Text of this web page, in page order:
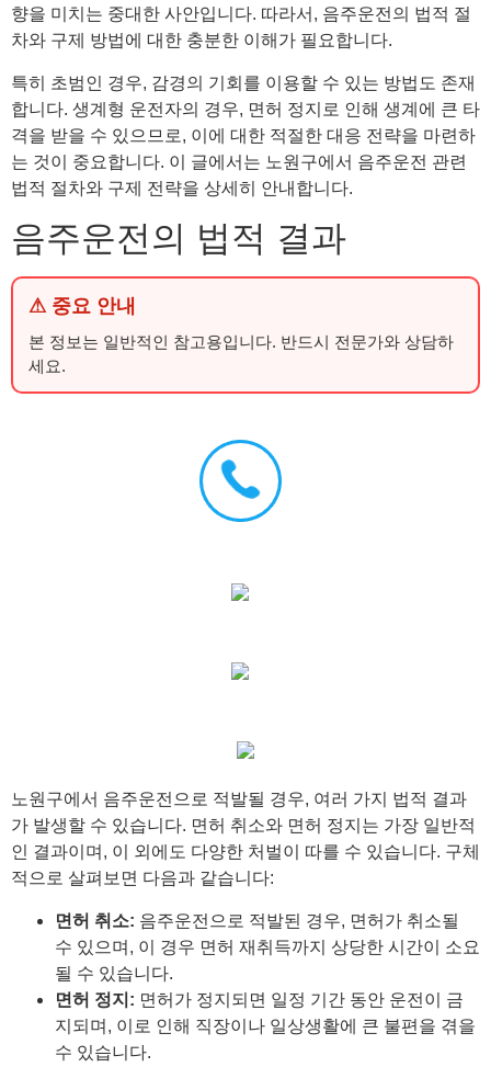
향을 미치는 중대한 사안입니다. 따라서, 음주운전의 법적 절
차와 구제 방법에 대한 충분한 이해가 필요합니다.
특히 초범인 경우, 감경의 기회를 이용할 수 있는 방법도 존재
합니다. 생계형 운전자의 경우, 면허 정지로 인해 생계에 큰 타
격을 받을 수 있으므로, 이에 대한 적절한 대응 전략을 마련하
는 것이 중요합니다. 이 글에서는 노원구에서 음주운전 관련
법적 절차와 구제 전략을 상세히 안내합니다.
음주운전의 법적 결과
⚠ 중요 안내
본 정보는 일반적인 참고용입니다. 반드시 전문가와 상담하
세요.
노원구에서 음주운전으로 적발될 경우, 여러 가지 법적 결과
가 발생할 수 있습니다. 면허 취소와 면허 정지는 가장 일반적
인 결과이며, 이 외에도 다양한 처벌이 따를 수 있습니다. 구체
적으로 살펴보면 다음과 같습니다:
면허 취소: 음주운전으로 적발된 경우, 면허가 취소될
수 있으며, 이 경우 면허 재취득까지 상당한 시간이 소요
될 수 있습니다.
면허 정지: 면허가 정지되면 일정 기간 동안 운전이 금
지되며, 이로 인해 직장이나 일상생활에 큰 불편을 겪을
수 있습니다.